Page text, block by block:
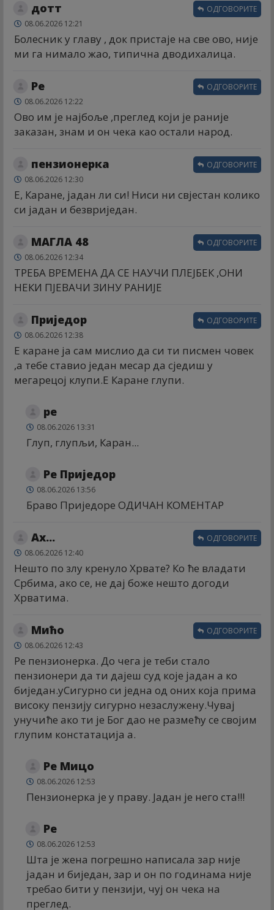
дотт
08.06.2026 12:21
Болесник у главу , док пристаје на све ово, није
ми га нимало жао, типична дводихалица.
ОДГОВОРИТЕ
Ре
08.06.2026 12:22
Ово им је најбоље ,преглед који је раније
заказан, знам и он чека као остали народ.
ОДГОВОРИТЕ
пензионерка
08.06.2026 12:30
Е, Каране, јадан ли си! Ниси ни свјестан колико
си јадан и безвриједан.
ОДГОВОРИТЕ
МАГЛА 48
08.06.2026 12:34
ТРЕБА ВРЕМЕНА ДА СЕ НАУЧИ ПЛЕЈБЕК ,ОНИ
НЕКИ ПЈЕВАЧИ ЗИНУ РАНИЈЕ
ОДГОВОРИТЕ
Приједор
08.06.2026 12:38
Е каране ја сам мислио да си ти писмен човек
,а тебе ставио један месар да сједиш у
мегарецој клупи.Е Каране глупи.
ОДГОВОРИТЕ
ре
08.06.2026 13:31
Глуп, глупљи, Каран...
Ре Приједор
08.06.2026 13:56
Браво Приједоре ОДИЧАН КОМЕНТАР
Ах...
08.06.2026 12:40
Нешто по злу кренуло Хрвате? Ко ће владати
Србима, ако се, не дај боже нешто догоди
Хрватима.
ОДГОВОРИТЕ
Мићо
08.06.2026 12:43
Ре пензионерка. До чега је теби стало
пензионери да ти дајеш суд које јадан а ко
биједан.yСигурно си једна од оних која прима
високу пензију сигурно незаслужену.Чувај
унучиће ако ти је Бог дао не размећу се својим
глупим констатација а.
ОДГОВОРИТЕ
Ре Мицо
08.06.2026 12:53
Пензионерка је у праву. Јадан је него ста!!!
Ре
08.06.2026 12:53
Шта је жена погрешно написала зар није
јадан и биједан, зар и он по годинама није
требао бити у пензији, чуј он чека на
преглед.